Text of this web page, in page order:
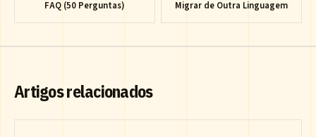
FAQ (50 Perguntas) Migrar de Outra Linguagem
Artigos relacionados